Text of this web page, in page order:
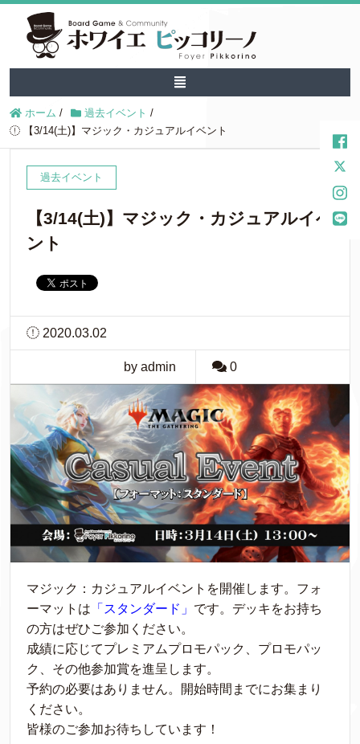
ホーム / 過去イベント /
【3/14(土)】マジック・カジュアルイベント
過去イベント
【3/14(土)】マジック・カジュアルイベ
ント
2020.03.02
by admin 0
マジック：カジュアルイベントを開催します。フォ
ーマットは 「スタンダード」 です。デッキをお持ち
の方はぜひご参加ください。
成績に応じてプレミアムプロモパック、プロモパッ
ク、その他参加賞を進呈します。
予約の必要はありません。開始時間までにお集まり
ください。
皆様のご参加お待ちしています！